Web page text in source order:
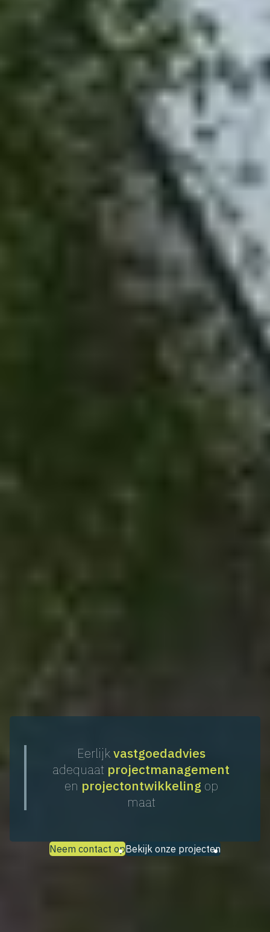
Eerlijkvastgoedadvies
adequaat projectmanagement
en projectontwikkeling op
maat
Neem contact opBekijk onze projecten